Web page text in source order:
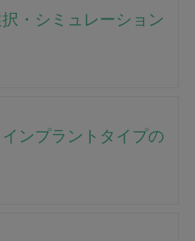
・シミュレーション
ンプラントタイプの